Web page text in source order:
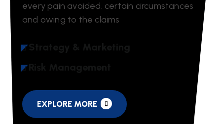
every pain avoided. certain circumstances
and owing to the claims
Strategy & Marketing
Risk Management
EXPLORE MORE